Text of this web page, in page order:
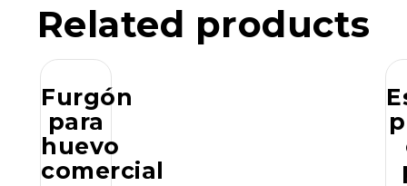
Related products
Furgón
para
huevo
comercial